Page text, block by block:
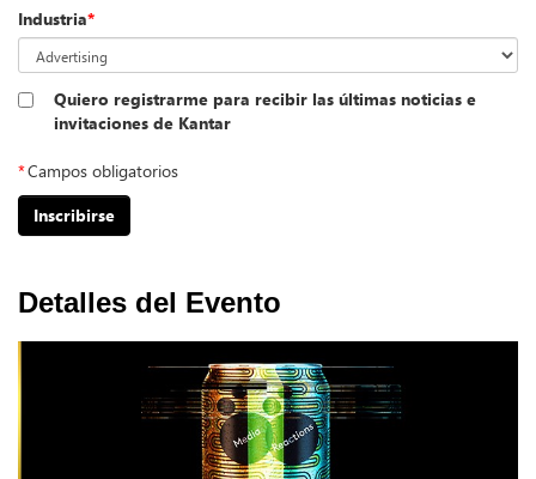
Industria*
Quiero registrarme para recibir las últimas noticias e
invitaciones de Kantar
*Campos obligatorios
Inscribirse
Detalles del Evento